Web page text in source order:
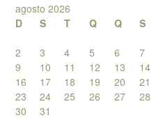
agosto 2026
D
S T Q Q S
2
3 4 5 6 7
9
10 11 12 13 14
16
17 18 19 20 21
23
24 25 26 27 28
30
31